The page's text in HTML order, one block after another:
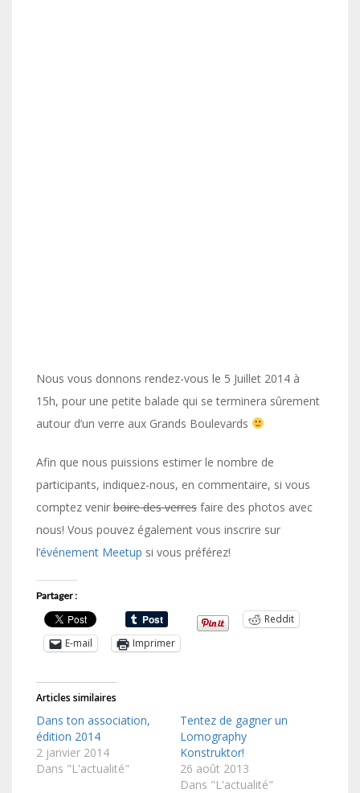
Nous vous donnons rendez-vous le 5 Juillet 2014 à
15h, pour une petite balade qui se terminera sûrement
autour d’un verre aux Grands Boulevards
Afin que nous puissions estimer le nombre de
participants, indiquez-nous, en commentaire, si vous
comptez venir boire des verres faire des photos avec
nous! Vous pouvez également vous inscrire sur
l’événement Meetup si vous préférez!
Partager :
Reddit
E-mail
Imprimer
Articles similaires
Dans ton association,
édition 2014
2 janvier 2014
Dans "L'actualité"
Tentez de gagner un
Lomography
Konstruktor!
26 août 2013
Dans "L'actualité"